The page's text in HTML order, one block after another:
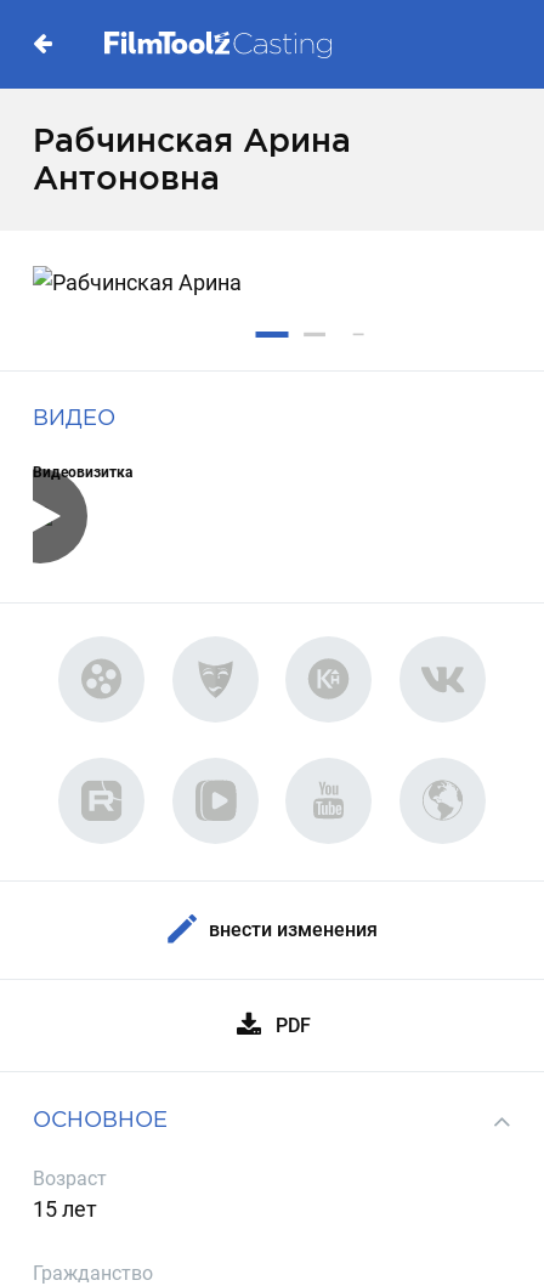
Рабчинская Арина
Антоновна
ВИДЕО
Видеовизитка
внести изменения
PDF
ОСНОВНОЕ
Возраст
15 лет
Гражданство